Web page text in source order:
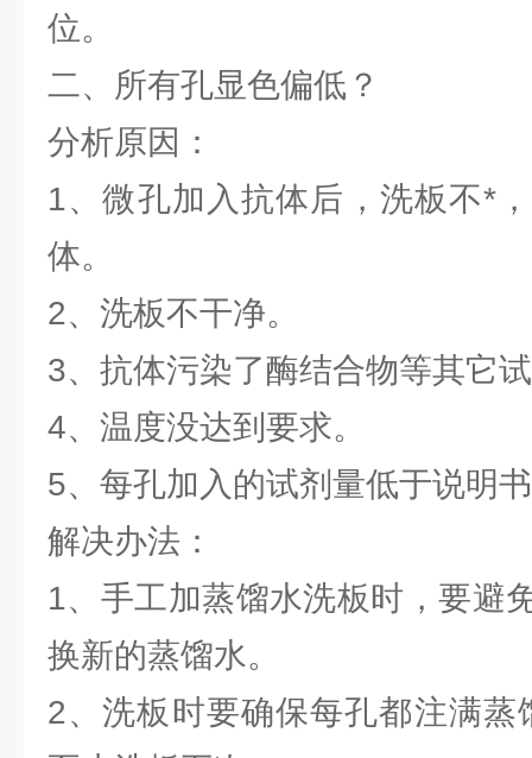
位。
二、所有孔显色偏低？
分析原因：
1、微孔加入抗体后，洗板不*
体。
2、洗板不干净。
3、抗体污染了酶结合物等
4、温度没达到要求。
5、每孔加入的试剂量低于说
解决办法：
1、手工加蒸馏水洗板时，要避
换新的蒸馏水。
2、洗板时要确保每孔都注满蒸